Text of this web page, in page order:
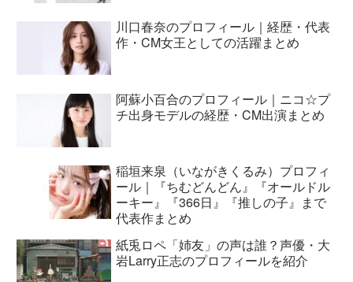
川口春奈のプロフィール｜経歴・代表
作・CM女王としての活躍まとめ
阿蘇小百合のプロフィール｜ニコ☆プ
チ出身モデルの経歴・CM出演まとめ
稲垣来泉（いながきくるみ）プロフィ
ール｜『ちむどんどん』『オールドル
ーキー』『366日』『推しの子』まで
代表作まとめ
紙兎ロペ「姉友」の声は誰？声優・大
岩Larry正志のプロフィールを紹介